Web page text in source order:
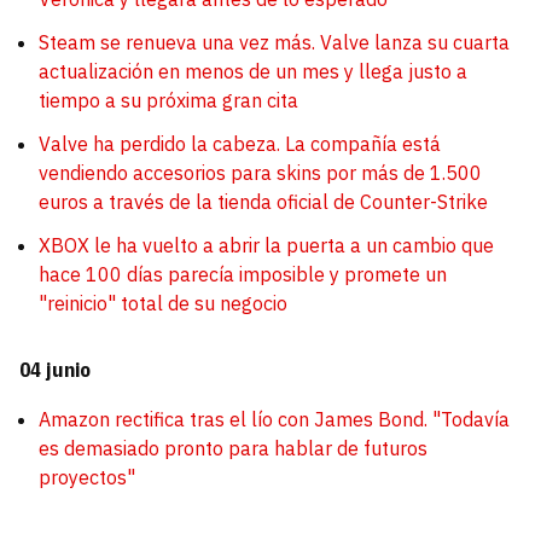
Steam se renueva una vez más. Valve lanza su cuarta
actualización en menos de un mes y llega justo a
tiempo a su próxima gran cita
Valve ha perdido la cabeza. La compañía está
vendiendo accesorios para skins por más de 1.500
euros a través de la tienda oficial de Counter-Strike
XBOX le ha vuelto a abrir la puerta a un cambio que
hace 100 días parecía imposible y promete un
"reinicio" total de su negocio
04 junio
Amazon rectifica tras el lío con James Bond. "Todavía
es demasiado pronto para hablar de futuros
proyectos"